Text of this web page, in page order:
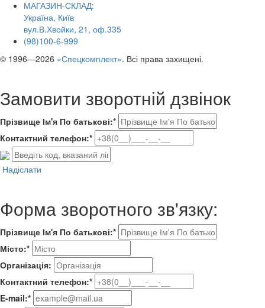
МАГАЗИН-СКЛАД:
Україна, Київ
вул.В.Хвойки, 21, оф.335
(98)100-6-999
© 1996—2026 «Спецкомплект». Всі права захищені.
Замовити зворотній дзвінок
Прізвище Ім'я По батькові:*
Контактний телефон:*
Надіслати
Форма зворотного зв'язку:
Прізвище Ім'я По батькові:*
Місто:*
Організація:
Контактний телефон:*
E-mail:*